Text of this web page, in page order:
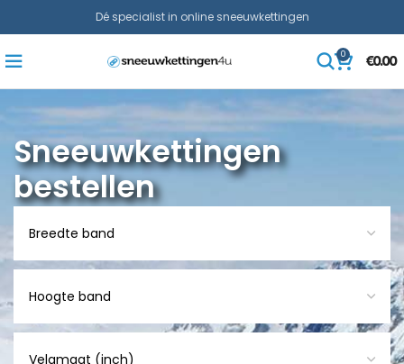
Dé specialist in online sneeuwkettingen
0
€0.00
Sneeuwkettingen
bestellen